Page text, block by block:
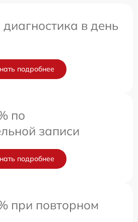
в день
подробнее
по
записи
подробнее
при повторном